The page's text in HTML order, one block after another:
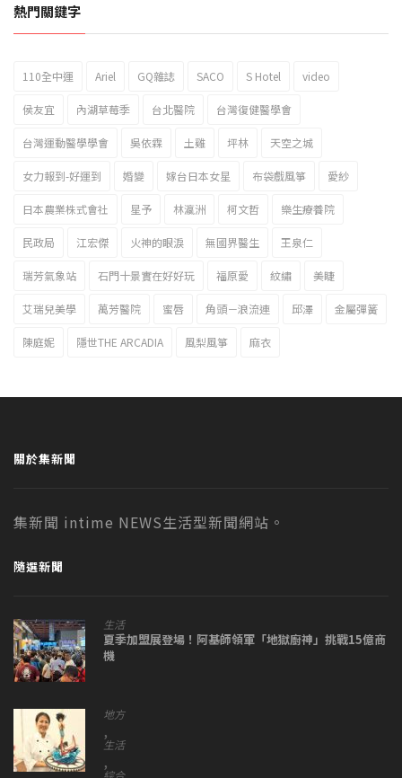
2023新北市北海岸國際風箏節「風在石起」霸氣回歸
熱門關鍵字
110全中運 Ariel GQ雜誌 SACO S Hotel video
侯友宜 內湖草莓季 台北醫院 台灣復健醫學會
台灣運動醫學學會 吳依霖 土雞 坪林 天空之城
女力報到-好運到 婚變 嫁台日本女星 布袋戲風箏 愛紗
日本農業株式會社 星予 林瀛洲 柯文哲 樂生療養院
民政局 江宏傑 火神的眼淚 無國界醫生 王泉仁
瑞芳氣象站 石門十景實在好好玩 福原愛 紋繡 美睫
艾瑞兒美學 萬芳醫院 蜜唇 角頭－浪流連 邱澤 金屬彈簧
陳庭妮 隱世THE ARCADIA 風梨風箏 麻衣
關於集新聞
集新聞 intime NEWS生活型新聞網站。
隨選新聞
生活
夏季加盟展登場！阿基師領軍「地獄廚神」挑戰15億商
機
地方
,
生活
,
綜合